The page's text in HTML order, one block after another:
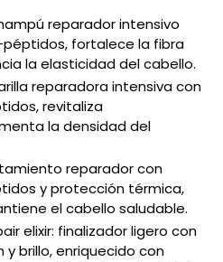
reparador intensivo
fortalece la fibra
la elasticidad del cabello.
reparadora intensiva con
revitaliza
la densidad del
reparador con
y protección térmica,
el cabello saludable.
elixir: finalizador ligero con
brillo, enriquecido con